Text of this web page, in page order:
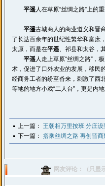
平遥人在草原“丝绸之路”上的
平遥古城商人的商业道义和晋
了长达百余年的世纪性繁华和富庶
太原，而是在平遥、祁县和太谷，
平遥人走上草原“丝绸之路”，
术，促进了口外农业的发展，移民
经商务工者的纷至沓来，刺激了西
等地的地方小戏“二人台”，更是内
上一篇： 王朝相万里按班 分庄
下一篇： 搭乘丝绸之路 再创晋商
网友评论：（只显